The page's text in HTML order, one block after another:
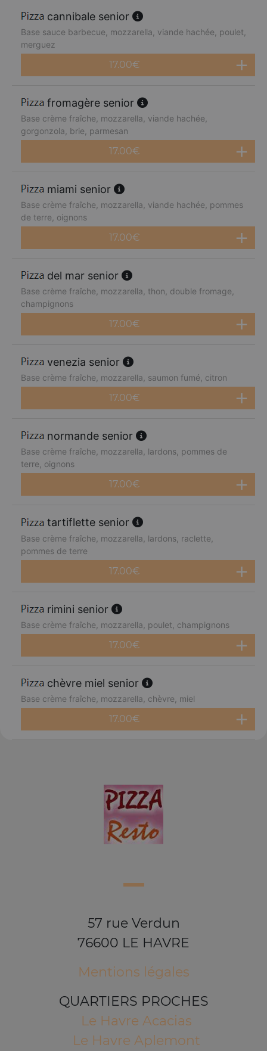
cannibale senior
Base sauce barbecue, mozzarella, viande hachée, poulet,
merguez
17.00€
fromagère senior
Base crème fraîche, mozzarella, viande hachée,
gorgonzola, brie, parmesan
17.00€
miami senior
Base crème fraîche, mozzarella, viande hachée, pommes
de terre, oignons
17.00€
del mar senior
Base crème fraîche, mozzarella, thon, double fromage,
champignons
17.00€
venezia senior
Base crème fraîche, mozzarella, saumon fumé, citron
17.00€
normande senior
Base crème fraîche, mozzarella, lardons, pommes de
terre, oignons
17.00€
tartiflette senior
Base crème fraîche, mozzarella, lardons, raclette,
pommes de terre
17.00€
rimini senior
Base crème fraîche, mozzarella, poulet, champignons
17.00€
chèvre miel senior
Base crème fraîche, mozzarella, chèvre, miel
17.00€
57 rue Verdun
76600 LE HAVRE
Mentions légales
QUARTIERS PROCHES
Le Havre Acacias
Le Havre Aplemont